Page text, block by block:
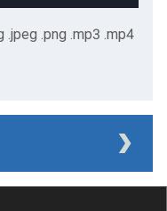
.png .mp3 .mp4